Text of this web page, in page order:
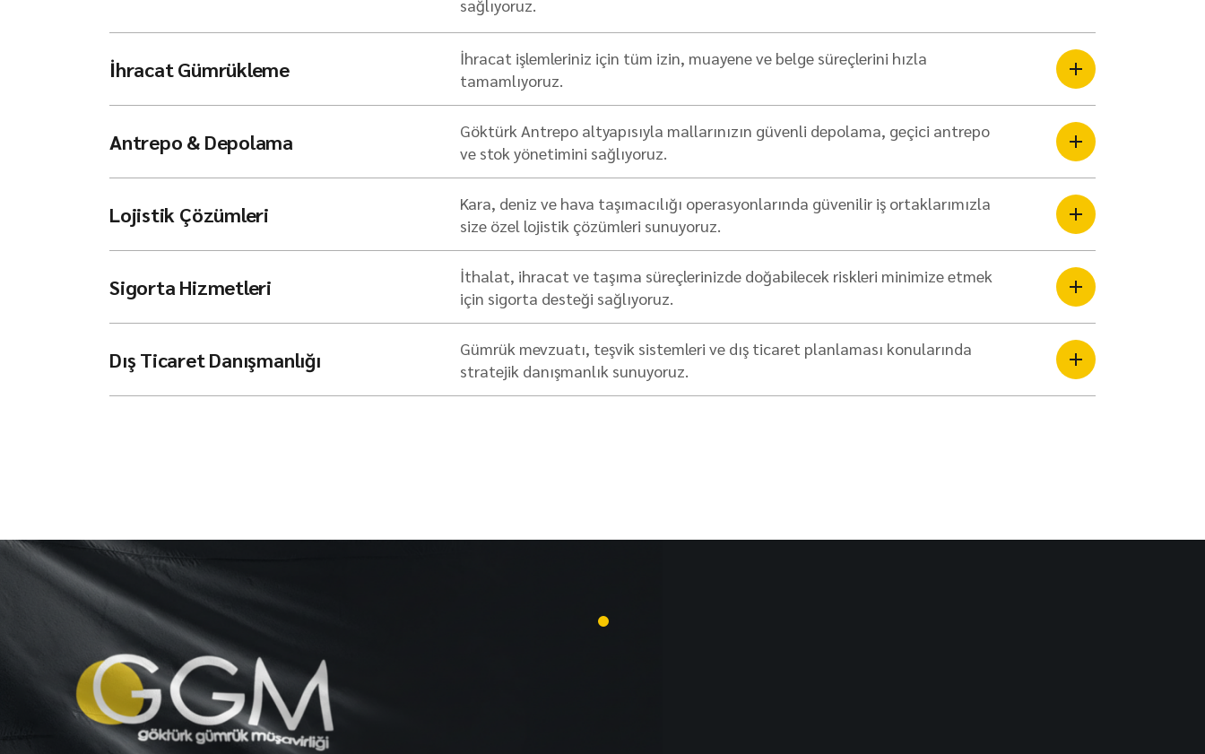
sağlıyoruz.
İhracat Gümrükleme
İhracat işlemleriniz için tüm izin, muayene ve belge süreçlerini hızla
tamamlıyoruz.
Antrepo & Depolama
Göktürk Antrepo altyapısıyla mallarınızın güvenli depolama, geçici antrepo
ve stok yönetimini sağlıyoruz.
Lojistik Çözümleri
Kara, deniz ve hava taşımacılığı operasyonlarında güvenilir iş ortaklarımızla
size özel lojistik çözümleri sunuyoruz.
Sigorta Hizmetleri
İthalat, ihracat ve taşıma süreçlerinizde doğabilecek riskleri minimize etmek
için sigorta desteği sağlıyoruz.
Dış Ticaret Danışmanlığı
Gümrük mevzuatı, teşvik sistemleri ve dış ticaret planlaması konularında
stratejik danışmanlık sunuyoruz.